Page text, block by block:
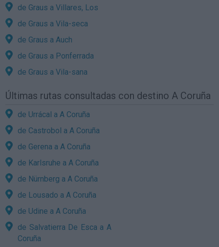
de Graus a Villares, Los
de Graus a Vila-seca
de Graus a Auch
de Graus a Ponferrada
de Graus a Vila-sana
Últimas rutas consultadas con destino A Coruña
de Urrácal a A Coruña
de Castrobol a A Coruña
de Gerena a A Coruña
de Karlsruhe a A Coruña
de Nürnberg a A Coruña
de Lousado a A Coruña
de Udine a A Coruña
de Salvatierra De Esca a A
Coruña